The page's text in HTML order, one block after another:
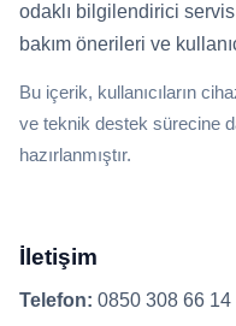
odaklı bilgilendirici
bakım önerileri ve
Bu içerik, kullanıcıların
ve teknik destek sürecine
hazırlanmıştır.
İletişim
Telefon: 0850 308 66 14